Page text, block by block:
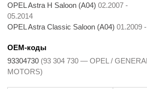
OPEL Astra H Saloon (A04) 02.2007 -
05.2014
OPEL Astra Classic Saloon (A04) 01.2009
OEM-коды
93304730 (93 304 730 — OPEL / GENERAL
MOTORS)